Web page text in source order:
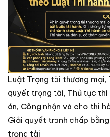
Luật Trọng tài thương mại,
quyết trọng tài, Thủ tục thi
án, Công nhận và cho thi
Giải quyết tranh chấp
trọng tài